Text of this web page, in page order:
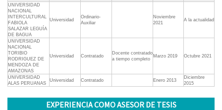
UNIVERSIDAD
NACIONAL
INTERCULTURAL
FABIOLA
SALAZAR LEGUÍA
DE BAGUA
Universidad
Ordinario-
Auxiliar
Noviembre
2021
A la actualidad
UNIVERSIDAD
NACIONAL
TORIBIO
RODRIGUEZ DE
MENDOZA DE
AMAZONAS
Universidad Contratado
Docente contratado
a tiempo completo
Marzo 2019 Octubre 2021
UNIVERSIDAD
ALAS PERUANAS
Universidad Contratado Enero 2013
Diciembre
2015
EXPERIENCIA COMO ASESOR DE TESIS